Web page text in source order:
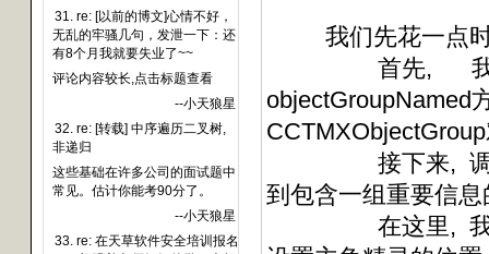
31. re: [以前的博文]心情不好，
无乱的牢骚几句，发泄一下：还
有8个月我就要失业了~~
评论内容较长,点击标题查看
--小天狼星
32. re: [转载] 中序遍历二叉树,
非递归
这些基础在许多公司的面试题中
常见。估计你能考90分了。
--小天狼星
33. re: 在天草软件安全培训报名
我们先花一点时
首先, 我们通
objectGroupNamed
接下来, 调用
到包含一组重要信
在这里, 我们主